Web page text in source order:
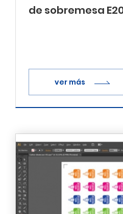
de sobremesa
ver más